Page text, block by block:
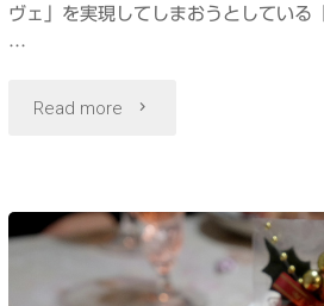
ヴェ」を実現してしまおうとしている
…
Read more "OpenSky3.0
の
谷